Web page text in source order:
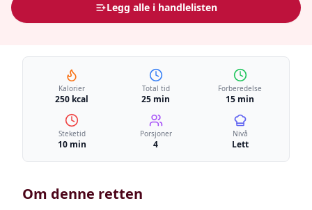
Legg alle i handlelisten
Kalorier
250 kcal
Total tid
25 min
Forberedelse
15 min
Steketid
10 min
Porsjoner
4
Nivå
Lett
Om denne retten